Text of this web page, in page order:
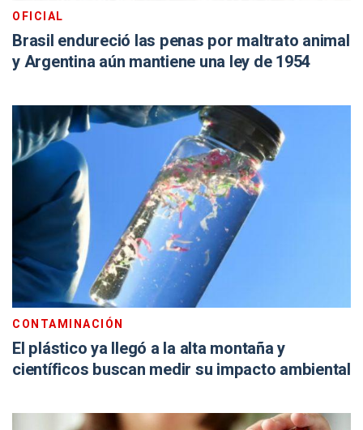
OFICIAL
Brasil endureció las penas por maltrato animal
y Argentina aún mantiene una ley de 1954
CONTAMINACIÓN
El plástico ya llegó a la alta montaña y
científicos buscan medir su impacto ambiental